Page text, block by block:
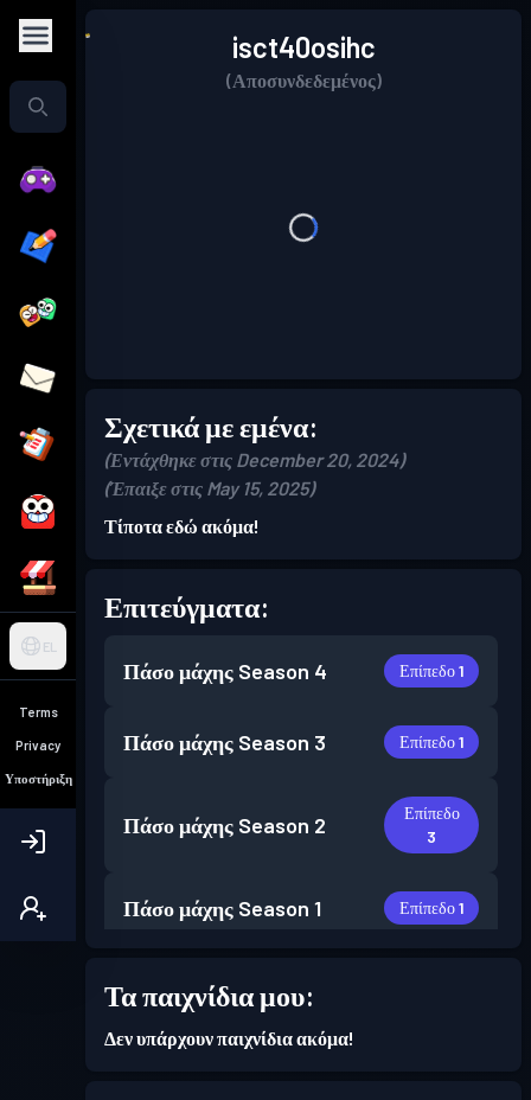
EL
Terms
Privacy
Υποστήριξη
isct40osihc
(Αποσυνδεδεμένος)
Σχετικά με εμένα:
(Εντάχθηκε στις December 20, 2024)
(Έπαιξε στις May 15, 2025)
Τίποτα εδώ ακόμα!
Επιτεύγματα:
Πάσο μάχης Season 4 Επίπεδο 1
Πάσο μάχης Season 3 Επίπεδο 1
Πάσο μάχης Season 2
Επίπεδο
3
Πάσο μάχης Season 1 Επίπεδο 1
Τα παιχνίδια μου:
Δεν υπάρχουν παιχνίδια ακόμα!